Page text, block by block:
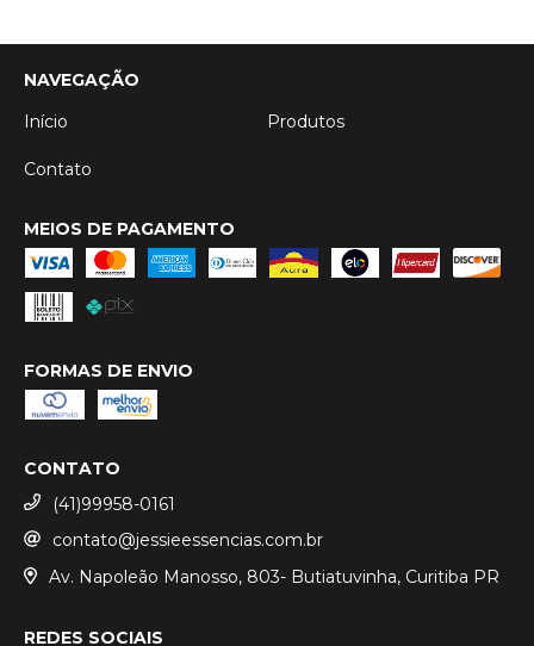
NAVEGAÇÃO
Início
Produtos
Contato
MEIOS DE PAGAMENTO
FORMAS DE ENVIO
CONTATO
(41)99958-0161
contato@jessieessencias.com.br
Av. Napoleão Manosso, 803- Butiatuvinha, Curitiba PR
REDES SOCIAIS